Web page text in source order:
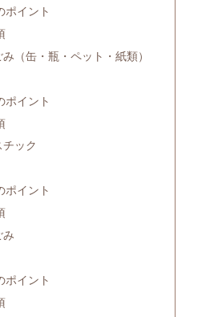
ポイント
（缶・瓶・ペット・紙類）
ポイント
ック
ポイント
み
ポイント